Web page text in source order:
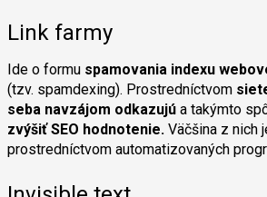
Link farmy
Ide o formu spamovania indexu
(tzv. spamdexing). Prostredníctvom
seba navzájom odkazujú a takýmto
zvýšiť SEO hodnotenie. Väčšina z nich
prostredníctvom automatizovaných